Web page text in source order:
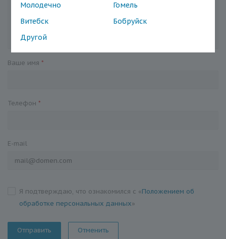
Молодечно
Гомель
Витебск
Бобруйск
Другой
Ваше имя *
Телефон *
E-mail
Я подтверждаю, что ознакомился с «Положением об
обработке персональных данных»
Отменить